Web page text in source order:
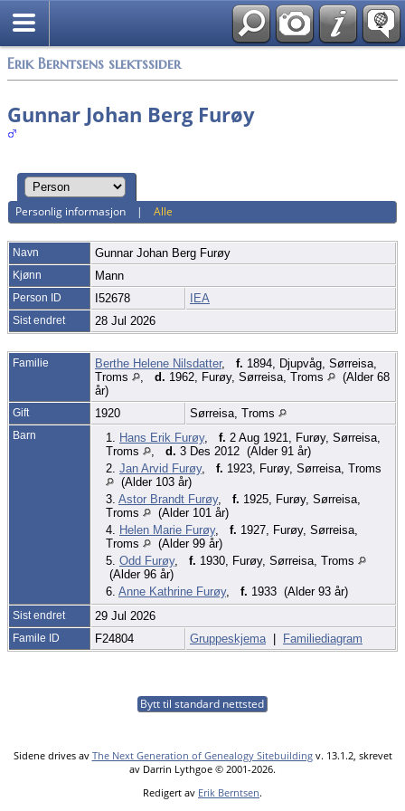
Erik Berntsens slektssider
Gunnar Johan Berg Furøy
Personlig informasjon |Alle
Navn Gunnar Johan Berg Furøy
Kjønn Mann
Person ID I52678 IEA
Sist endret 28 Jul 2026
Familie Berthe Helene Nilsdatter, f. 1894, Djupvåg, Sørreisa,
Troms
d. 1962, Furøy, Sørreisa, Troms
(Alder 68
år)
Gift 1920 Sørreisa, Troms
Barn 1. Hans Erik Furøy, f. 2 Aug 1921, Furøy, Sørreisa,
Troms
d. 3 Des 2012 (Alder 91 år)
2. Jan Arvid Furøy, f. 1923, Furøy, Sørreisa, Troms
(Alder 103 år)
3. Astor Brandt Furøy, f. 1925, Furøy, Sørreisa,
Troms
(Alder 101 år)
4.
Helen Marie Furøy, f. 1927, Furøy, Sørreisa,
Troms
(Alder 99 år)
5. Odd Furøy, f. 1930, Furøy, Sørreisa, Troms
(Alder 96 år)
6. Anne Kathrine Furøy, f. 1933 (Alder 93 år)
Sist endret 29 Jul 2026
Famile ID F24804 Gruppeskjema Familiediagram
Bytt til standard nettsted
Sidene drives av The Next Generation of Genealogy Sitebuildingv. 13.1.2, skrevet
av Darrin Lythgoe © 2001-2026.
Redigert av Erik Berntsen.